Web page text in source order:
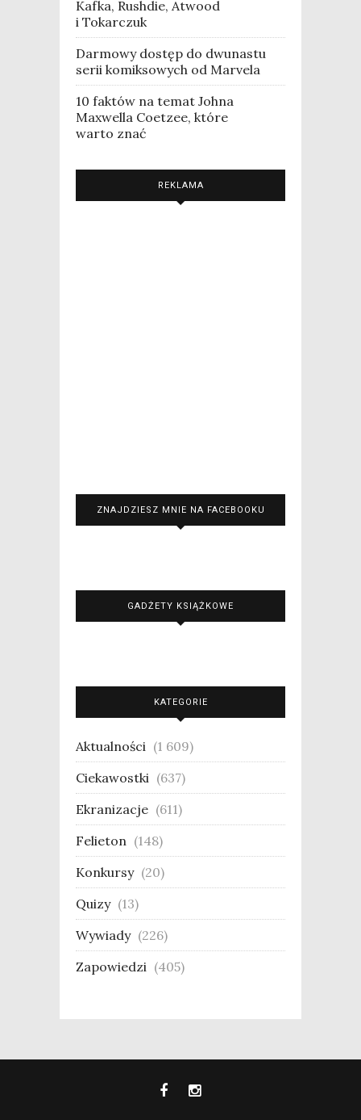
Kafka, Rushdie, Atwood
i Tokarczuk
Darmowy dostęp do dwunastu
serii komiksowych od Marvela
10 faktów na temat Johna
Maxwella Coetzee, które
warto znać
REKLAMA
ZNAJDZIESZ MNIE NA FACEBOOKU
GADŻETY KSIĄŻKOWE
KATEGORIE
Aktualności (1 609)
Ciekawostki (637)
Ekranizacje (611)
Felieton (148)
Konkursy (20)
Quizy (13)
Wywiady (226)
Zapowiedzi (405)